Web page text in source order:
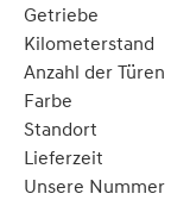
Getriebe
Kilometerstand
Anzahl der Türen
Farbe
Standort
Lieferzeit
Unsere Nummer